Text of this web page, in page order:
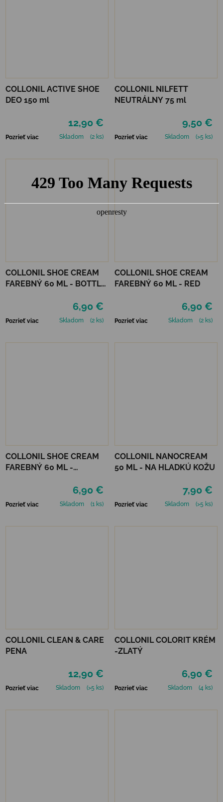
COLLONIL ACTIVE SHOE
DEO 150 ml
12,90 €
Pozrieť viac Skladom (2 ks)
COLLONIL NILFETT
NEUTRÁLNY 75 ml
9,50 €
Pozrieť viac Skladom (>5 ks)
COLLONIL SHOE CREAM
FAREBNÝ 60 ML - BOTTLE
6,90 €
Pozrieť viac Skladom (2 ks)
COLLONIL SHOE CREAM
FAREBNÝ 60 ML - RED
6,90 €
Pozrieť viac Skladom (2 ks)
COLLONIL SHOE CREAM
FAREBNÝ 60 ML -
6,90 €
Pozrieť viac Skladom (1 ks)
COLLONIL NANOCREAM
50 ML - NA HLADKÚ KOŽU
7,90 €
Pozrieť viac Skladom (>5 ks)
COLLONIL CLEAN & CARE
PENA
12,90 €
Pozrieť viac Skladom (>5 ks)
COLLONIL COLORIT KRÉM
-ZLATÝ
6,90 €
Pozrieť viac Skladom (4 ks)